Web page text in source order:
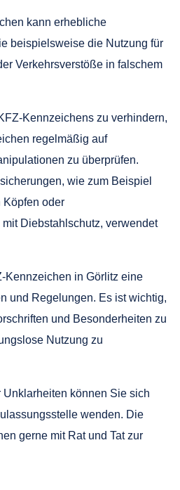
kann erhebliche
beispielsweise die Nutzung für
Verkehrsverstöße in falschem
Kennzeichens zu verhindern,
regelmäßig auf
zu überprüfen.
wie zum Beispiel
Köpfen oder
Diebstahlschutz, verwendet
Kennzeichen in Görlitz eine
und Regelungen. Es ist wichtig,
und Besonderheiten zu
Nutzung zu
können Sie sich
wenden. Die
gerne mit Rat und Tat zur